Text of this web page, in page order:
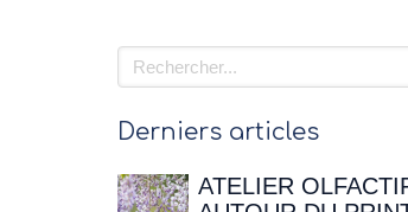
Rechercher
Derniers articles
ATELIER